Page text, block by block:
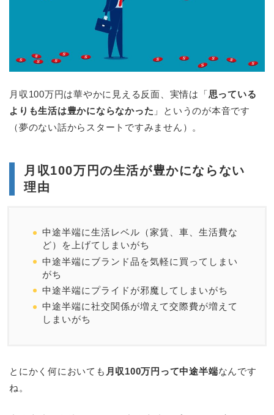
月収100万円は華やかに見える反面、実情は「思っている
よりも生活は豊かにならなかった 」というのが本音です
（夢のない話からスタートですみません）。
月収100万円の生活が豊かにならない
理由
中途半端に生活レベル（家賃、車、生活費な
ど）を上げてしまいがち
中途半端にブランド品を気軽に買ってしまい
がち
中途半端にプライドが邪魔してしまいがち
中途半端に社交関係が増えて交際費が増えて
しまいがち
とにかく何においても 月収100万円って中途半端なんです
ね。